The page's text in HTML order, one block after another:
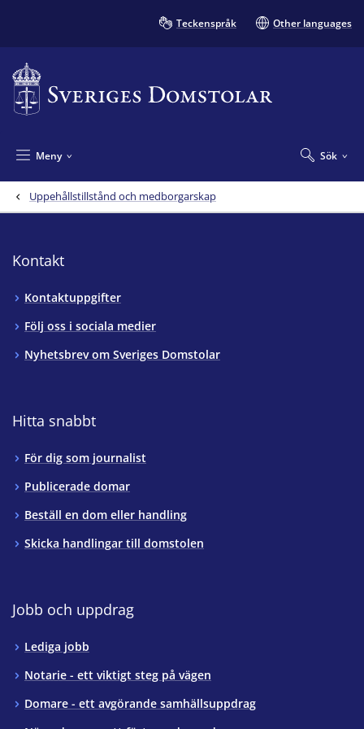
Teckenspråk Other languages
Sök
Meny
Uppehållstillstånd och medborgarskap
Kontakt
Kontaktuppgifter
Följ oss i sociala medier
Nyhetsbrev om Sveriges Domstolar
Hitta snabbt
För dig som journalist
Publicerade domar
Beställ en dom eller handling
Skicka handlingar till domstolen
Jobb och uppdrag
Lediga jobb
Notarie - ett viktigt steg på vägen
Domare - ett avgörande samhällsuppdrag